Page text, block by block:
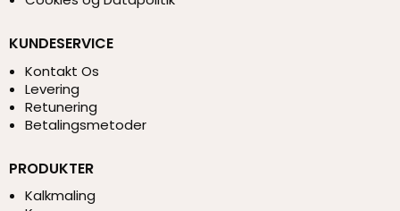
KUNDESERVICE
Kontakt Os
Levering
Retunering
Betalingsmetoder
PRODUKTER
Kalkmaling